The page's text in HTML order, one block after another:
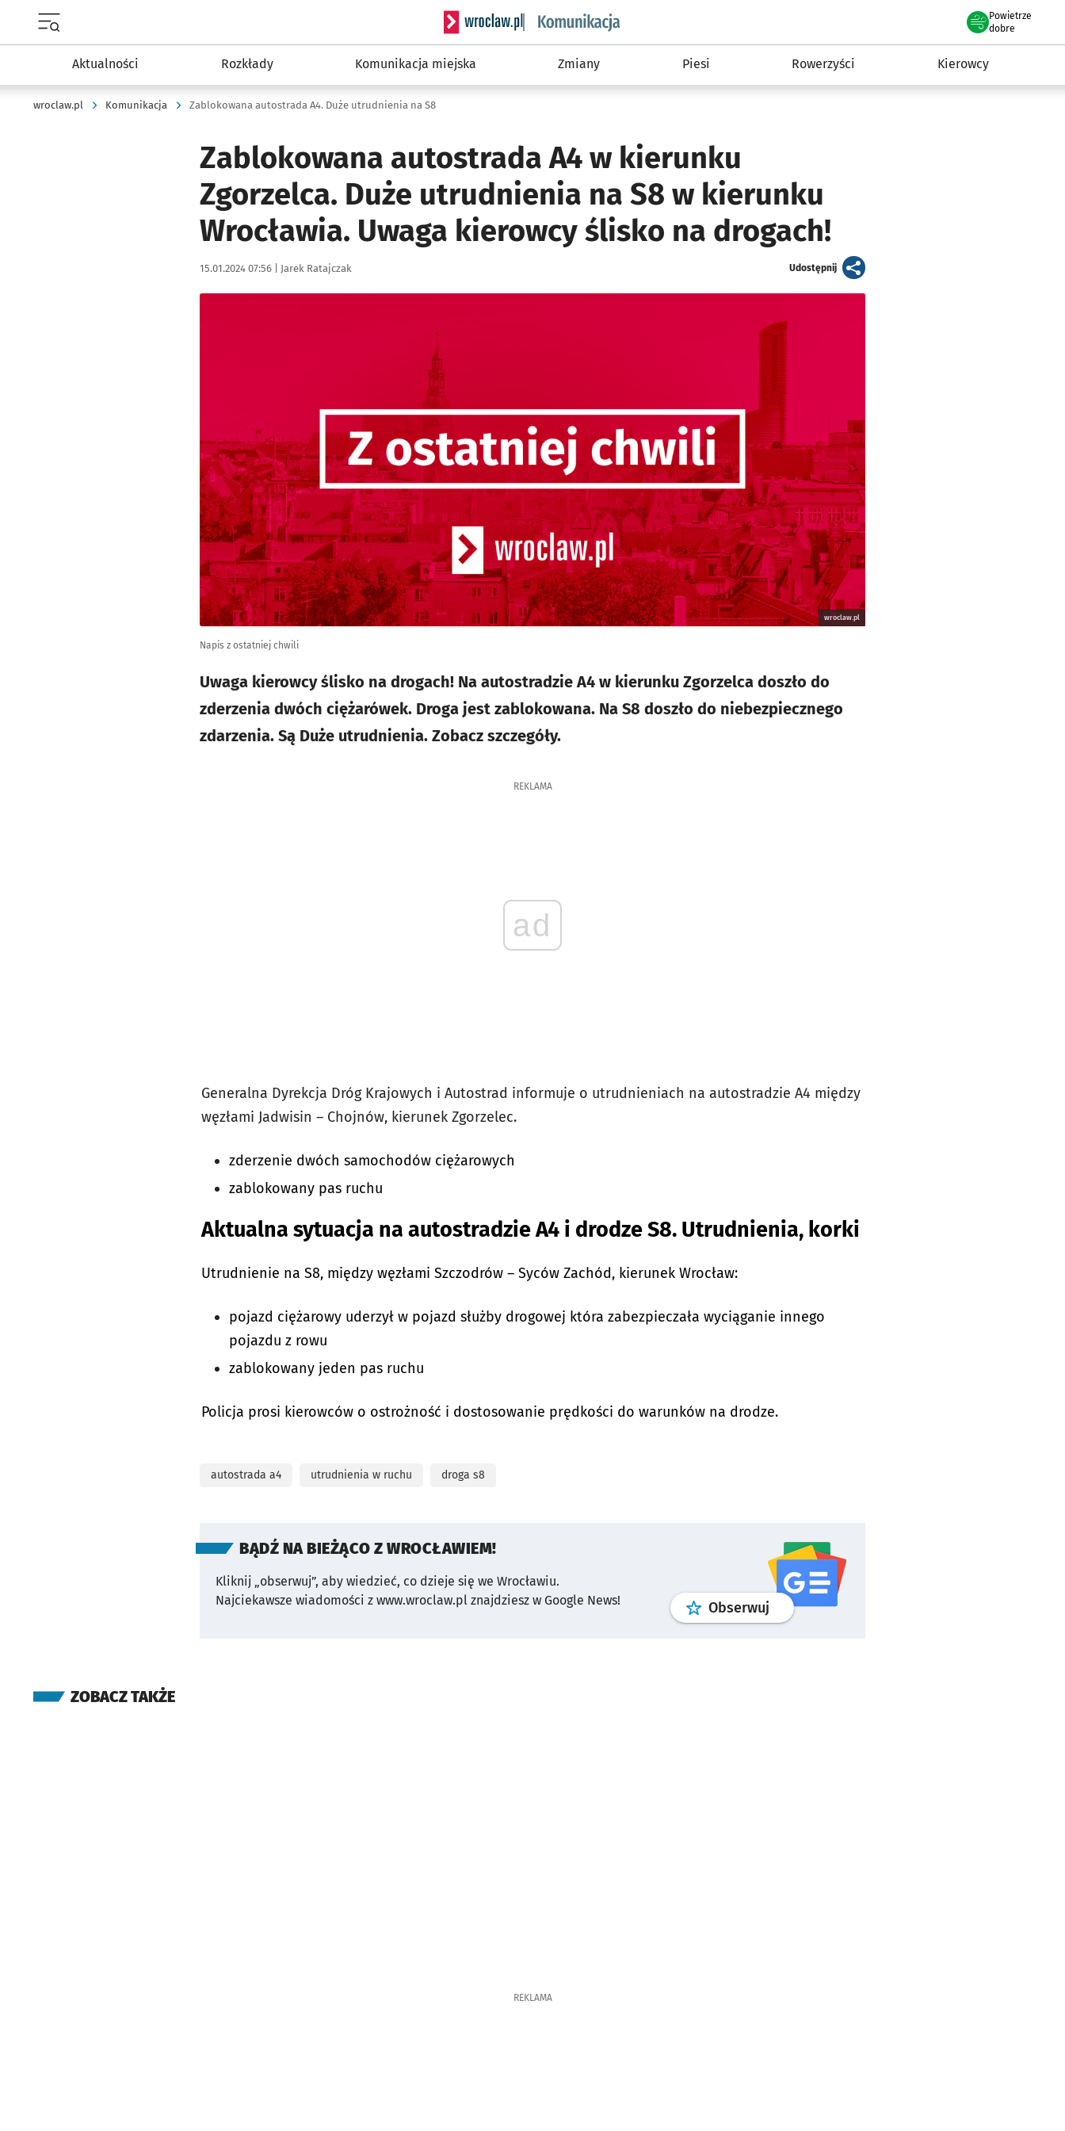
Serwis informacyjny wroclaw.pl podserwis: Komunikacja
Powietrze
we Wrocławiu
dobre
Aktualności Rozkłady Komunikacja miejska Zmiany Piesi Rowerzyści Kierowcy
wroclaw.pl Komunikacja Zablokowana autostrada A4. Duże utrudnienia na S8
Zablokowana autostrada A4 w kierunku
Zgorzelca. Duże utrudnienia na S8 w kierunku
Wrocławia. Uwaga kierowcy ślisko na drogach!
Data publikacji:
15.01.2024 07:56 | Autor:
Jarek Ratajczak Udostępnijartykuł
wroclaw.pl
Napis z ostatniej chwili
Uwaga kierowcy ślisko na drogach! Na autostradzie A4 w kierunku Zgorzelca doszło do
zderzenia dwóch ciężarówek. Droga jest zablokowana. Na S8 doszło do niebezpiecznego
zdarzenia. Są Duże utrudnienia. Zobacz szczegóły.
REKLAMA
ad
Generalna Dyrekcja Dróg Krajowych i Autostrad informuje o utrudnieniach na autostradzie A4 między
węzłami Jadwisin – Chojnów, kierunek Zgorzelec.
zderzenie dwóch samochodów ciężarowych
zablokowany pas ruchu
Aktualna sytuacja na autostradzie A4 i drodze S8. Utrudnienia, korki
Utrudnienie na S8, między węzłami Szczodrów – Syców Zachód, kierunek Wrocław:
pojazd ciężarowy uderzył w pojazd służby drogowej która zabezpieczała wyciąganie innego
pojazdu z rowu
zablokowany jeden pas ruchu
Policja prosi kierowców o ostrożność i dostosowanie prędkości do warunków na drodze.
autostrada a4 utrudnienia w ruchu droga s8
BĄDŹ NA BIEŻĄCO Z WROCŁAWIEM!
Kliknij „obserwuj”, aby wiedzieć, co dzieje się we Wrocławiu.
Najciekawsze wiadomości z www.wroclaw.pl znajdziesz w Google News!
Obserwuj profilgoogle news
ZOBACZ TAKŻE
REKLAMA